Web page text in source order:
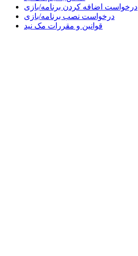
درخواست اضافه کردن برنامه/بازی
درخواست نصب برنامه/بازی
قوانین و مقررات مک نید